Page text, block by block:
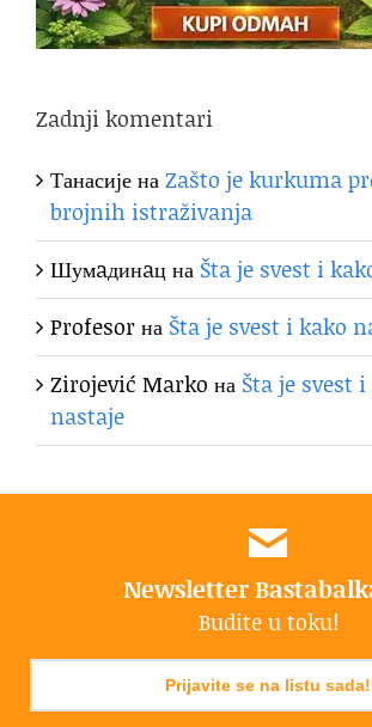
Zadnji komentari
ТанасијенаZašto je kurkuma
brojnih istraživanja
Шумaдинaцна Šta je svest i
Profesorна Šta je svest i kako
Zirojević Marko на Šta je svest
nastaje
Newsletter
Budite u toku!
Prijavite se na listu sada!